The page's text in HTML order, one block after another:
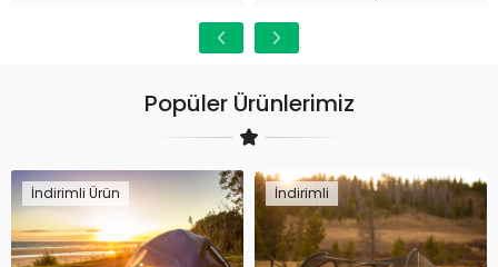
Popüler Ürünlerimiz
İndirimli Ürün İndirimli